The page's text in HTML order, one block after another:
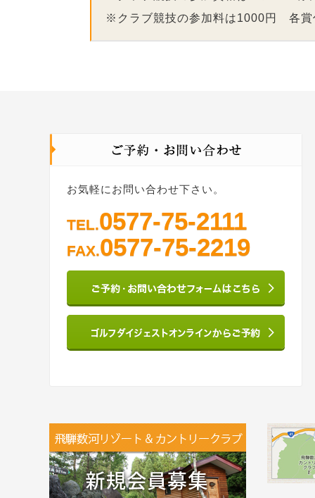
※クラブ競技の参加料は1000円 各賞
お気軽にお問い合わせ下さい。
TEL.0577-75-2111
FAX.0577-75-2219